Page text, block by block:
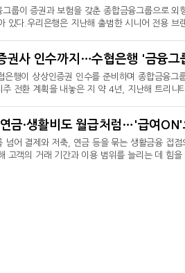
룹이 증권과 보험을 갖춘 종합금융그룹으로
있다.우리은행은 지난해 출범한 시니어 전용 브
건강·간병 역량, 증권사의 자산운용 기능을 하나
은행이 상상인증권 인수를 준비하며 종합금융
주 전환 계획을 내놓은 지 약 4년, 지난해 트리
부터 이어져 온 수협의 금융지주 구상을 다시
넘어 결제와 저축, 연금 등을 묶는 생활금융 접
고객의 거래 기간과 이용 범위를 늘리는 데 힘